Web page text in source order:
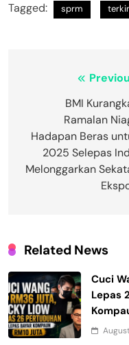
Tagged: sprm
navigation
BMI
Ramalan
Hadapan Beras
2025 Selepas
Melonggarkan
Related News
Cuci
Lepas